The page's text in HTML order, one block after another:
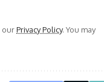
ourPrivacy Policy. You may